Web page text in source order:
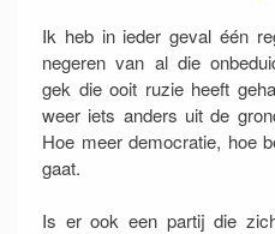
Ik heb in ieder geval één
negeren van al die
gek die ooit ruzie heeft
weer iets anders uit de
Hoe meer democratie, hoe
gaat.
Is er ook een partij die